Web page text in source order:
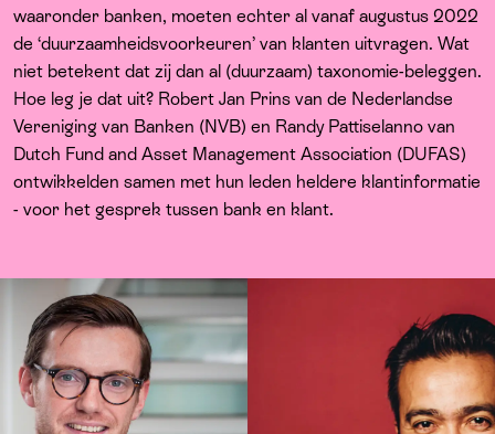
waaronder banken, moeten echter al vanaf augustus 2022
de ‘duurzaamheidsvoorkeuren’ van klanten uitvragen. Wat
niet betekent dat zij dan al (duurzaam) taxonomie-beleggen.
Hoe leg je dat uit? Robert Jan Prins van de Nederlandse
Vereniging van Banken (NVB) en Randy Pattiselanno van
Dutch Fund and Asset Management Association (DUFAS)
ontwikkelden samen met hun leden heldere klantinformatie
- voor het gesprek tussen bank en klant.